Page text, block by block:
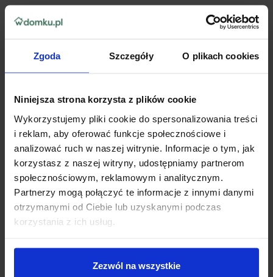
Zgoda Szczegóły O plikach cookies
Niniejsza strona korzysta z plików cookie
Wykorzystujemy pliki cookie do spersonalizowania treści
i reklam, aby oferować funkcje społecznościowe i
analizować ruch w naszej witrynie. Informacje o tym, jak
korzystasz z naszej witryny, udostępniamy partnerom
społecznościowym, reklamowym i analitycznym.
Partnerzy mogą połączyć te informacje z innymi danymi
otrzymanymi od Ciebie lub uzyskanymi podczas
korzystania z ich usług.
Zezwól na wszystkie
na drugiej stronie instrukcji użycia zawartej w opakowaniu
oraz intensywną odżywkę SYOSS IntenseKeratin.